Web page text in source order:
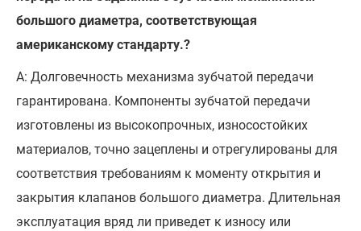
большого диаметра, соответствующая
американскому стандарту.?
А: Долговечность механизма зубчатой передачи
гарантирована. Компоненты зубчатой передачи
изготовлены из высокопрочных, износостойких
материалов, точно зацеплены и отрегулированы для
соответствия требованиям к моменту открытия и
закрытия клапанов большого диаметра. Длительная
эксплуатация вряд ли приведет к износу или